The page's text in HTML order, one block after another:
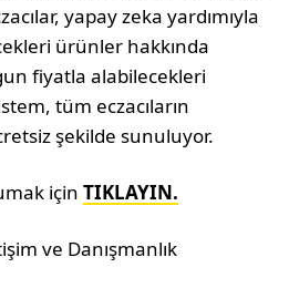
yapay zeka yardımıyla
ürünler hakkında
fiyatla alabilecekleri
tüm eczacıların
şekilde sunuluyor.
içinTIKLAYIN.
ve Danışmanlık